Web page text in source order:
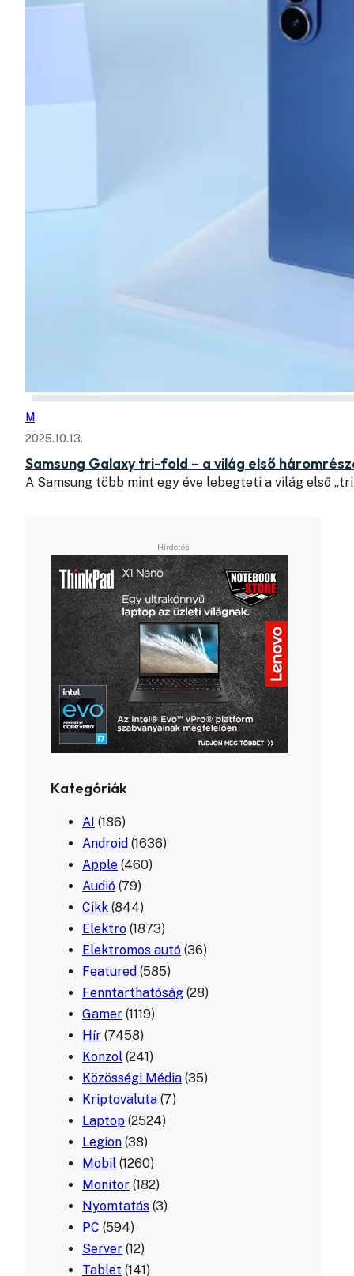
M
2025.10.13.
Samsung Galaxy tri-fold – a világ első
A Samsung több mint egy éve lebegteti a világ első
Kategóriák
AI (186)
Android (1636)
Apple (460)
Audió (79)
Cikk (844)
Elektro (1873)
Elektromos autó (36)
Featured (585)
Fenntarthatóság (28)
Gamer (1119)
Hír (7458)
Konzol (241)
Közösségi Média (35)
Kriptovaluta (7)
Laptop (2524)
Legion (38)
Mobil (1260)
Monitor (182)
Nyomtatás (3)
PC (594)
Server (12)
Tablet (141)